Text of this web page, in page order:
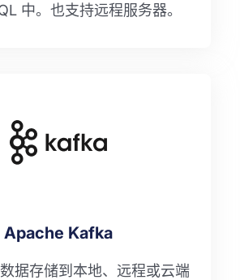
中。也支持远程服务器。
Apache Kafka
据存储到本地、远程或云端